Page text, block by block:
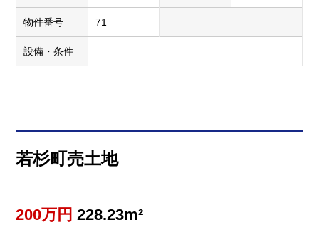
物件番号 71
設備・条件
若杉町売土地
200万円 228.23m²